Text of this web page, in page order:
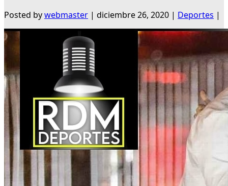
Posted bywebmaster | diciembre 26, 2020 | Deportes |